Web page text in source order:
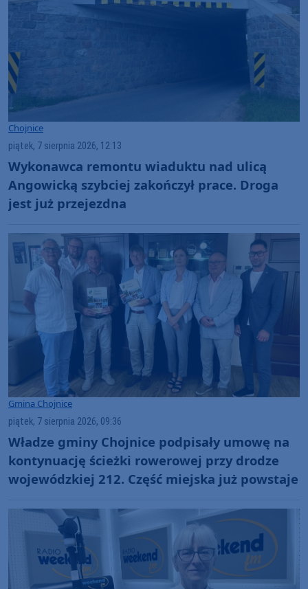
Chojnice
piątek, 7 sierpnia 2026, 12:13
Wykonawca remontu wiaduktu nad ulicą
Angowicką szybciej zakończył prace. Droga
jest już przejezdna
Gmina Chojnice
piątek, 7 sierpnia 2026, 09:36
Władze gminy Chojnice podpisały umowę na
kontynuację ścieżki rowerowej przy drodze
wojewódzkiej 212. Część miejska już powstaje